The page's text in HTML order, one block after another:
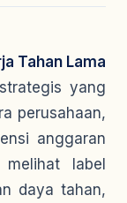
Tahan Lama
yang
perusahaan,
anggaran
label
daya tahan,